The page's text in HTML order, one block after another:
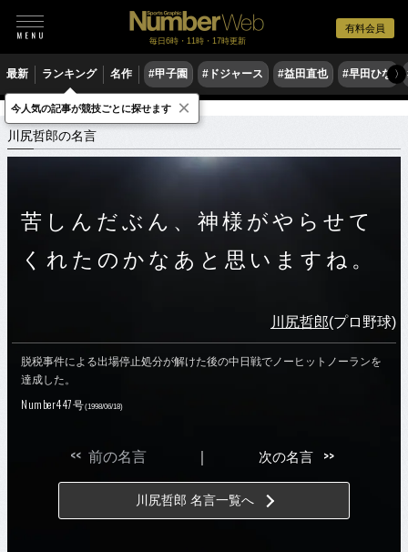
有料会員
毎日6時・11時・17時更新
最新 ランキング 名作 #甲子園 #ドジャース #益田直也 #早田ひな 〉
スポーツ名言集 カ 川尻哲郎の名言
川尻哲郎の名言
苦しんだぶん、神様がやらせて
くれたのかなあと思いますね。
川尻哲郎(プロ野球)
脱税事件による出場停止処分が解けた後の中日戦でノーヒットノーランを
達成した。
Number447号(1998/06/18)
<< 前の名言 次の名言 >>
川尻哲郎 名言一覧へ
今人気の記事が競技ごとに探せます ×